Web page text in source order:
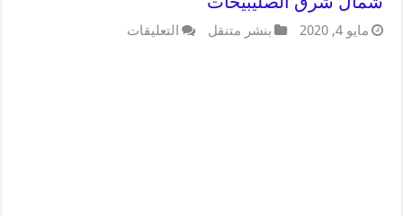
مايو 4, 2020 بنشر متنقل التعليقات